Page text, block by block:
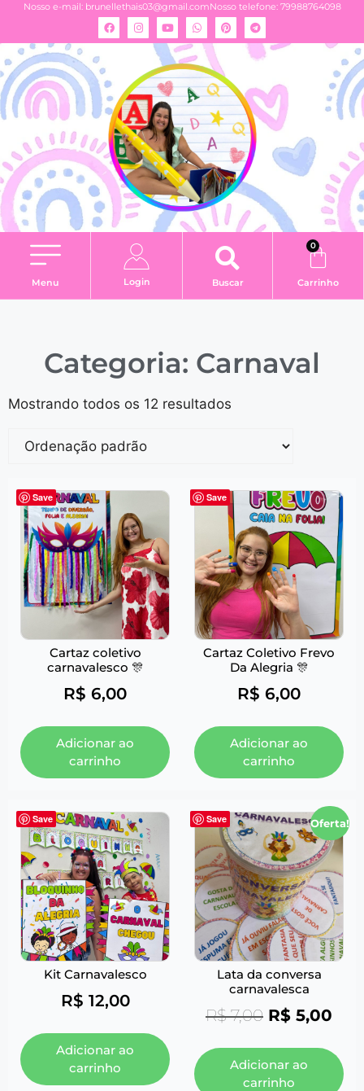
Nosso e-mail: brunellethais03@gmail.comNosso telefone: 79988764098
Menu Login Buscar
0
Carrinho
Categoria: Carnaval
Mostrando todos os 12 resultados
Save
Cartaz coletivo
carnavalesco 🎊
R$ 6,00
Adicionar ao
carrinho
Save
Cartaz Coletivo Frevo
Da Alegria 🎊
R$ 6,00
Adicionar ao
carrinho
Save
Kit Carnavalesco
R$ 12,00
Adicionar ao
carrinho
Save Oferta!
Lata da conversa
carnavalesca
R$7,00 R$ 5,00
Adicionar ao
carrinho